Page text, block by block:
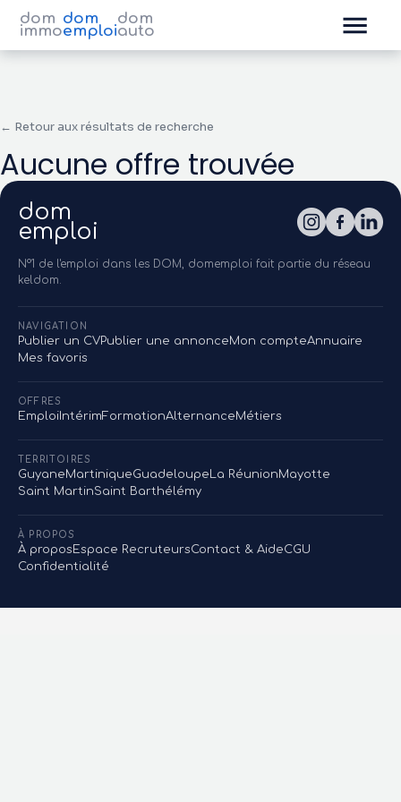
dom
immo
dom
emploi
dom
auto
← Retour aux résultats de recherche
Aucune offre trouvée
dom
emploi
N°1 de l'emploi dans les DOM, domemploi fait partie du réseau
keldom.
NAVIGATION
Publier un CVPublier une annonceMon compteAnnuaire
Mes favoris
OFFRES
EmploiIntérimFormationAlternanceMétiers
TERRITOIRES
GuyaneMartiniqueGuadeloupe La RéunionMayotte
Saint MartinSaint Barthélémy
À PROPOS
À propos Espace RecruteursContact & AideCGU
Confidentialité